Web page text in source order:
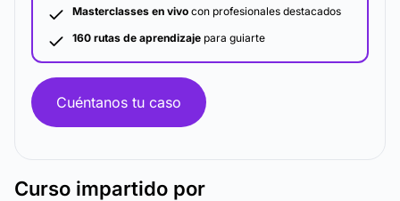
Masterclasses en vivo con profesionales destacados
160 rutas de aprendizaje para guiarte
Cuéntanos tu caso
Curso impartido por